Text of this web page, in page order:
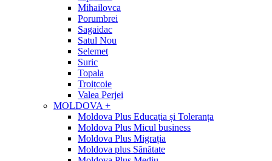
Mihailovca
Porumbrei
Sagaidac
Satul Nou
Selemet
Suric
Topala
Troițcoie
Valea Perjei
MOLDOVA +
Moldova Plus Educația și Toleranța
Moldova Plus Micul business
Moldova Plus Migrația
Moldova plus Sănătate